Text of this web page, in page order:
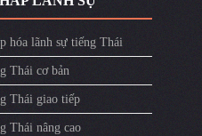
hóa lãnh sự tiếng Thái
Thái cơ bản
Thái giao tiếp
Thái nâng cao